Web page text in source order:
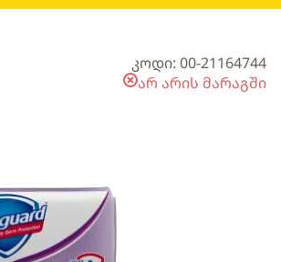
კოდი: 00-21164744
არ არის მარაგში